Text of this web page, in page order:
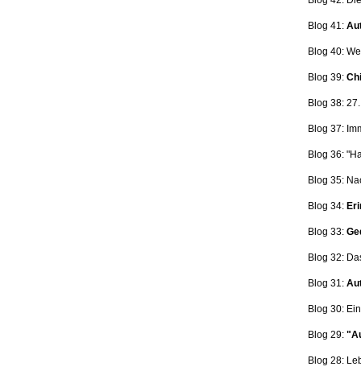
Blog 41:
Blog 40:
Blog 39:
Blog 38:
Blog 37:
Blog 36:
Blog 35:
Blog 34:
Blog 33:
Blog 32:
Blog 31:
Blog 30: Ein
Blog 29:
Blog 28: